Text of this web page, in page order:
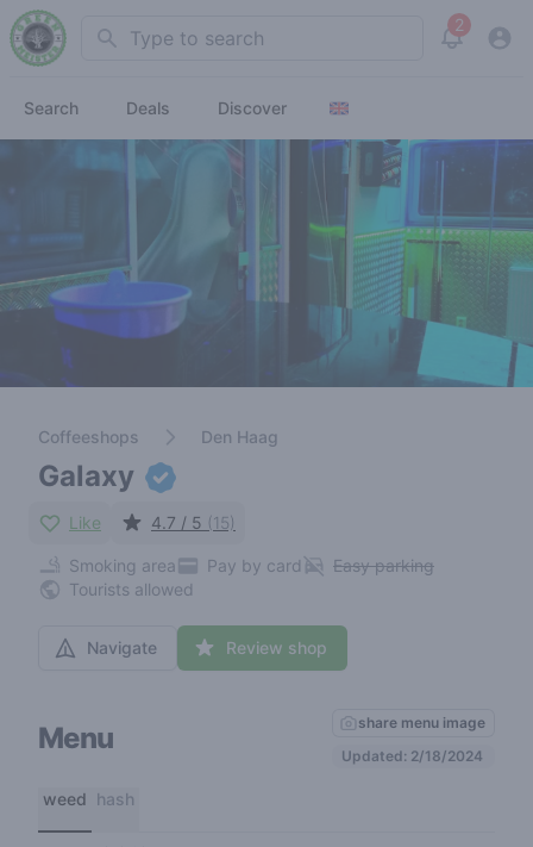
Search 2
View
Search Deals Discover
Coffeeshops Den Haag
Galaxy
Like 4.7 / 5 (15)
Smoking area Pay by card
Easy parking
Tourists allowed
Navigate Review shop
Menu
share menu image
Updated: 2/18/2024
weed hash